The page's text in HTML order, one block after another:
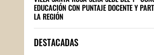
EDUCACIÓN CON PUNTAJE DOCENTE Y
LA REGIÓN
DESTACADAS